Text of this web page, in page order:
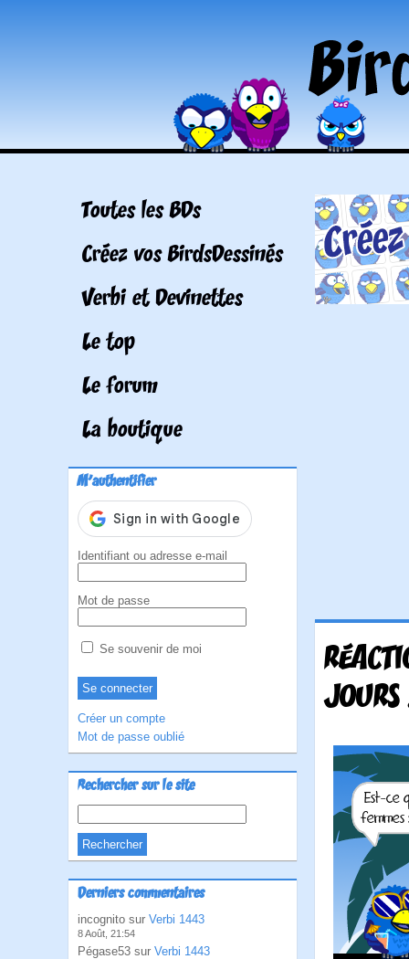
Toutes les BDs
Créez vos BirdsDessinés
Verbi et Devinettes
Le top
Le forum
La boutique
M'authentifier
Identifiant ou adresse e-mail
Mot de passe
Se souvenir de moi
Créer un compte
Mot de passe oublié
Rechercher sur le site
Derniers commentaires
incognito sur Verbi 1443
8 Août, 21:54
Pégase53 sur Verbi 1443